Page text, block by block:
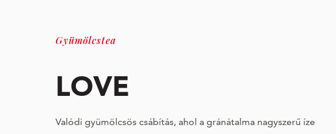
Gyümölcstea
LOVE
Valódi gyümölcsös csábítás, ahol a gránátalma nagyszerű íze